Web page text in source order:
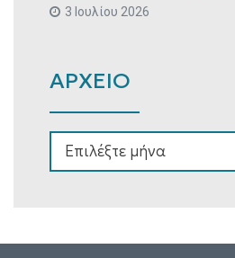
3 Ιουλίου 2026
ΑΡΧΕΙΟ